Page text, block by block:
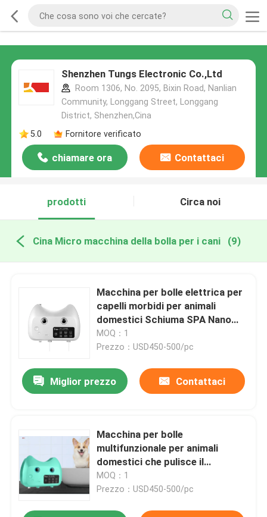
Shenzhen Tungs Electronic Co.,Ltd
Room 1306, No. 2095, Bixin Road, Nanlian
Community, Longgang Street, Longgang
District, Shenzhen,Cina
5.0
Fornitore verificato
chiamare ora Contattaci
prodotti Circa noi
Cina Micro macchina della bolla per i cani (9)
Macchina per bolle elettrica per
capelli morbidi per animali
domestici Schiuma SPA Nano
Lavaggio per animali domestici
MOQ：1
Prezzo：USD450-500/pc
Miglior prezzo Contattaci
Macchina per bolle
multifunzionale per animali
domestici che pulisce il
dispositivo di pulizia nano 35W
MOQ：1
Prezzo：USD450-500/pc